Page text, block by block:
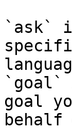
`ask`
`goal`
goal